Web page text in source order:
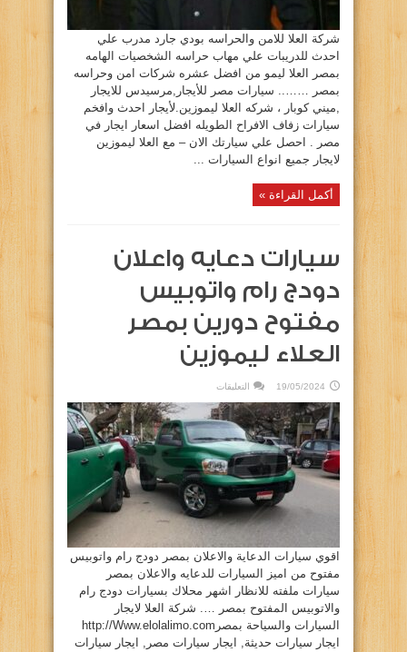
شركة العلا للامن والحراسه بودي جارد مدرب علي
احدث للدريبات علي مهاب حراسه الشخصيات الهامه
بمصر العلا ليمو من افضل عشره شركات امن وحراسه
بمصر …….. سيارات مصر للأيجار,مرسيدس للايجار
,ميني كوبار ، شركه العلا ليموزين.لأيجار احدث وافخم
سيارات زفاف الافراح الطويله افضل اسعار ايجار في
مصر . احصل علي سيارتك الان – مع العلا ليموزين
لايجار جميع انواع السيارات ...
أكمل القراءة »
سيارات دعايه واعلان
دودج رام واتوبيس
مفتوح دورين بمصر
العلاء ليموزين
19/05/2024 التعليقات
دعايه
واعلان
دودج
رام
واتوبيس
مفتوح
دورين
بمصر
العلاء
ليموزين
مغلقة
اقوي سيارات الدعاية والاعلان بمصر دودج رام واتوبيس
مفتوح من اميز السيارات للدعايه والاعلان بمصر
سيارات ملفته للانظار اشهر محلاك بسيارات دودج رام
والاتوبيس المفتوح بمصر …. شركة العلا لايجار
السيارات والسياحة بمصرhttp://Www.elolalimo.com
ايجار سيارات حديثة, ايجار سيارات مصر, ايجار سيارات